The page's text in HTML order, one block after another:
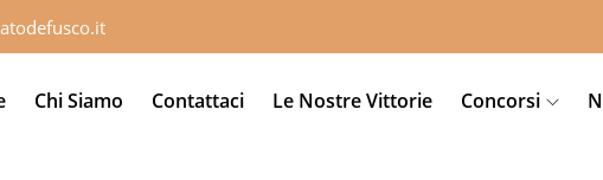
Chi Siamo Contattaci Le Nostre Vittorie Concorsi